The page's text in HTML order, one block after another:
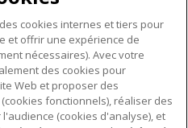
cookies internes et tiers pour
et offrir une expérience de
nécessaires). Avec votre
des cookies pour
Web et proposer des
fonctionnels), réaliser des
(cookies d'analyse), et